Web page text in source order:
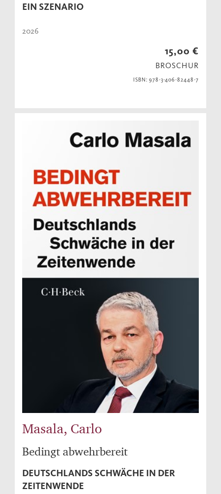
EIN SZENARIO
2026
15,00 €
BROSCHUR
ISBN: 978-3-406-82448-7
Masala, Carlo
Bedingt abwehrbereit
DEUTSCHLANDS SCHWÄCHE IN DER
ZEITENWENDE